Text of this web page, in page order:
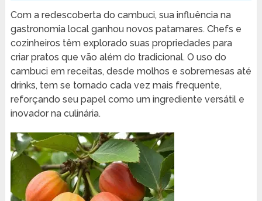
Com a redescoberta do cambuci, sua influência na
gastronomia local ganhou novos patamares. Chefs e
cozinheiros têm explorado suas propriedades para
criar pratos que vão além do tradicional. O uso do
cambuci em receitas, desde molhos e sobremesas até
drinks, tem se tornado cada vez mais frequente,
reforçando seu papel como um ingrediente versátil e
inovador na culinária.